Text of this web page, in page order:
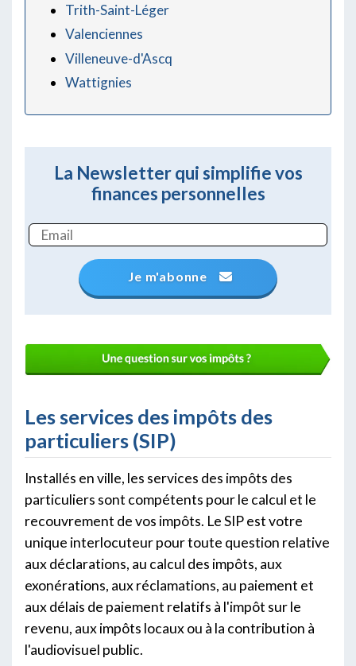
Trith-Saint-Léger
Valenciennes
Villeneuve-d'Ascq
Wattignies
La Newsletter qui simplifie vos
finances personnelles
Je m'abonne
Les services des impôts des
particuliers (SIP)
Installés en ville, les services des impôts des
particuliers sont compétents pour le calcul et le
recouvrement de vos impôts. Le SIP est votre
unique interlocuteur pour toute question relative
aux déclarations, au calcul des impôts, aux
exonérations, aux réclamations, au paiement et
aux délais de paiement relatifs à l'impôt sur le
revenu, aux impôts locaux ou à la contribution à
l'audiovisuel public.